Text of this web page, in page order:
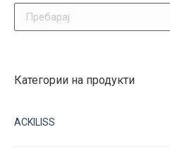
Категории на продукти
ACKILISS